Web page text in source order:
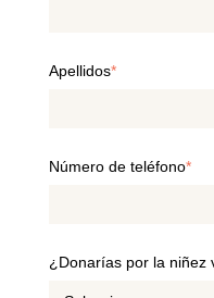
Apellidos*
Número de teléfono*
¿Donarías por la niñez